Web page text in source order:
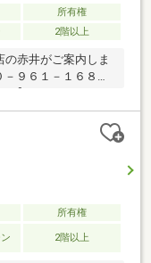
所有権
2階以上
赤井がご案内しま
９６１－１６８
・南、西、北の３方
35)利用可50代、派
等ローンの心配な方
ご売却、ご購入川
所有権
2階以上